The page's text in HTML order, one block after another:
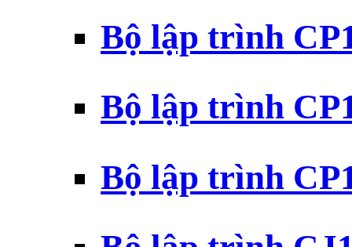
Bộ lập trình
Bộ lập trình
Bộ lập trình